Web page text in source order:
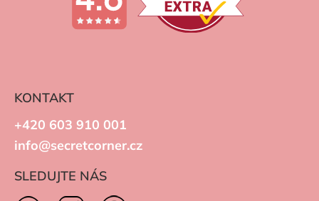
KONTAKT
+420 603 910 001
info@secretcorner.cz
SLEDUJTE NÁS